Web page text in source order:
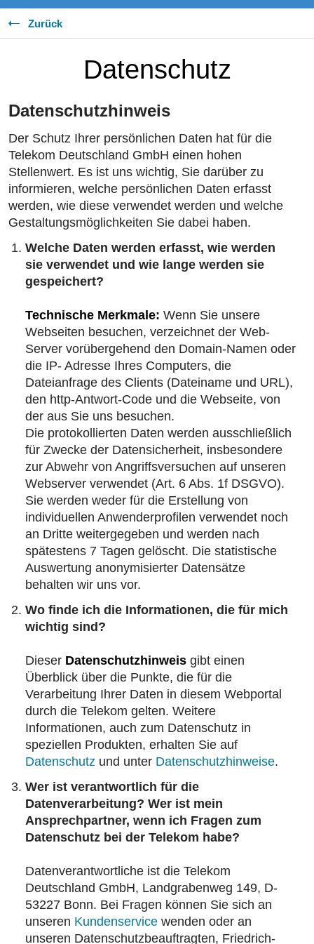
Zurück
Datenschutz
Datenschutzhinweis
Der Schutz Ihrer persönlichen Daten hat für die
Telekom Deutschland GmbH einen hohen
Stellenwert. Es ist uns wichtig, Sie darüber zu
informieren, welche persönlichen Daten erfasst
werden, wie diese verwendet werden und welche
Gestaltungsmöglichkeiten Sie dabei haben.
Welche Daten werden erfasst, wie werden
sie verwendet und wie lange werden sie
gespeichert?
Technische Merkmale: Wenn Sie unsere
Webseiten besuchen, verzeichnet der Web-
Server vorübergehend den Domain-Namen oder
die IP- Adresse Ihres Computers, die
Dateianfrage des Clients (Dateiname und URL),
den http-Antwort-Code und die Webseite, von
der aus Sie uns besuchen.
Die protokollierten Daten werden ausschließlich
für Zwecke der Datensicherheit, insbesondere
zur Abwehr von Angriffsversuchen auf unseren
Webserver verwendet (Art. 6 Abs. 1f DSGVO).
Sie werden weder für die Erstellung von
individuellen Anwenderprofilen verwendet noch
an Dritte weitergegeben und werden nach
spätestens 7 Tagen gelöscht. Die statistische
Auswertung anonymisierter Datensätze
behalten wir uns vor.
Wo finde ich die Informationen, die für mich
wichtig sind?
Dieser Datenschutzhinweis gibt einen
Überblick über die Punkte, die für die
Verarbeitung Ihrer Daten in diesem Webportal
durch die Telekom gelten. Weitere
Informationen, auch zum Datenschutz in
speziellen Produkten, erhalten Sie auf
Datenschutz und unter Datenschutzhinweise.
Wer ist verantwortlich für die
Datenverarbeitung? Wer ist mein
Ansprechpartner, wenn ich Fragen zum
Datenschutz bei der Telekom habe?
Datenverantwortliche ist die Telekom
Deutschland GmbH, Landgrabenweg 149, D-
53227 Bonn. Bei Fragen können Sie sich an
unseren Kundenservice wenden oder an
unseren Datenschutzbeauftragten, Friedrich-